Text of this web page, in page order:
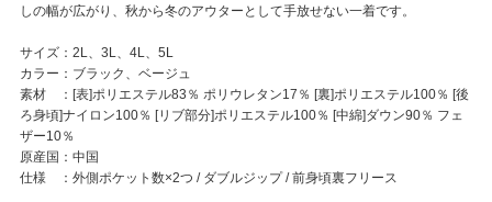
しの幅が広がり、秋から冬のアウターとして手放せない一着です。
サイズ：2L、3L、4L、5L
カラー：ブラック、ベージュ
素材 ：[表]ポリエステル83％ ポリウレタン17％ [裏]ポリエステル100％ [後
ろ身頃]ナイロン100％ [リブ部分]ポリエステル100％ [中綿]ダウン90％ フェ
ザー10％
原産国：中国
仕様 ：外側ポケット数×2つ / ダブルジップ / 前身頃裏フリース